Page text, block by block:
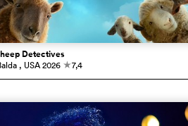
Detectives
, USA 2026 c7,4